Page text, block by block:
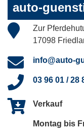
auto-
Zur
17098
info@auto-
03 96 01 / 28
Verkauf
Montag bis